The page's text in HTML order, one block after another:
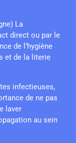
La
direct ou par le
de l’hygiène
et de la literie
infectieuses,
de ne pas
laver
au sein